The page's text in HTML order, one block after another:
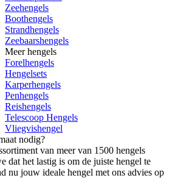
Zeehengels
Boothengels
Strandhengels
Zeebaarshengels
Meer hengels
Forelhengels
Hengelsets
Karperhengels
Penhengels
Reishengels
Telescoop Hengels
Vliegvishengel
nodig?
van meer van 1500 hengels
dat het lastig is om de juiste hengel te
nu jouw ideale hengel met ons advies op